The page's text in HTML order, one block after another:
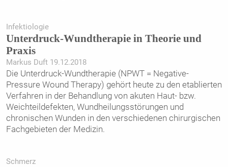
Infektiologie
Unterdruck-Wundtherapie in Theorie und
Praxis
Markus Duft 19.12.2018
Die Unterdruck-Wundtherapie (NPWT = Negative-
Pressure Wound Therapy) gehört heute zu den etablierten
Verfahren in der Behandlung von akuten Haut- bzw.
Weichteildefekten, Wundheilungsstörungen und
chronischen Wunden in den verschiedenen chirurgischen
Fachgebieten der Medizin.
Schmerz